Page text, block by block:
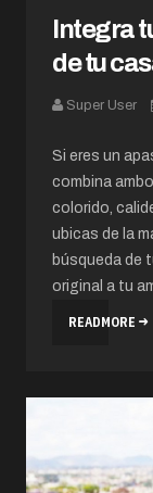
Integra
de tu
Super User
Si eres un
combina
colorido,
ubicas de la
búsqueda de
original a tu
READMORE